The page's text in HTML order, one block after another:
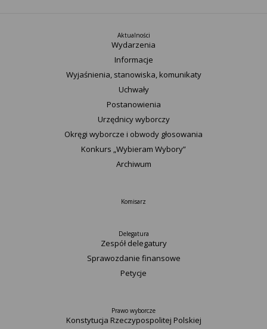
Aktualności
Wydarzenia
Informacje
Wyjaśnienia, stanowiska, komunikaty
Uchwały
Postanowienia
Urzędnicy wyborczy
Okręgi wyborcze i obwody głosowania
Konkurs „Wybieram Wybory”
Archiwum
Komisarz
Delegatura
Zespół delegatury
Sprawozdanie finansowe
Petycje
Prawo wyborcze
Konstytucja Rzeczypospolitej Polskiej​